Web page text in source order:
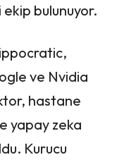
bulunuyor.
ve Nvidia
hastane
yapay zeka
Kurucu